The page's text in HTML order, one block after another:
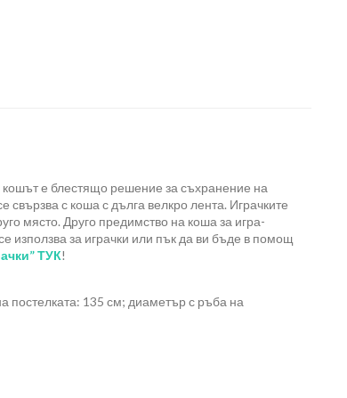
е блестящо решение за съхранение на
свързва с коша с дълга велкро лента. Играчките
място. Друго предимство на коша за игра-
използва за играчки или пък да ви бъде в помощ
ТУК!
постелката: 135 см; диаметър с ръба на